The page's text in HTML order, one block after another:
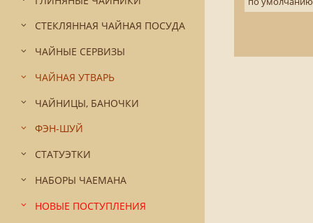
СТЕКЛЯННАЯ ЧАЙНАЯ ПОСУДА
ЧАЙНЫЕ СЕРВИЗЫ
ЧАЙНАЯ УТВАРЬ
ЧАЙНИЦЫ, БАНОЧКИ
ФЭН-ШУЙ
СТАТУЭТКИ
НАБОРЫ ЧАЕМАНА
НОВЫЕ ПОСТУПЛЕНИЯ